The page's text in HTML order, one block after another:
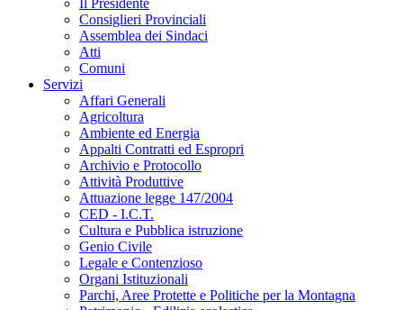
Il Presidente
Consiglieri Provinciali
Assemblea dei Sindaci
Atti
Comuni
Servizi
Affari Generali
Agricoltura
Ambiente ed Energia
Appalti Contratti ed Espropri
Archivio e Protocollo
Attività Produttive
Attuazione legge 147/2004
CED - I.C.T.
Cultura e Pubblica istruzione
Genio Civile
Legale e Contenzioso
Organi Istituzionali
Parchi, Aree Protette e Politiche per la Montagna